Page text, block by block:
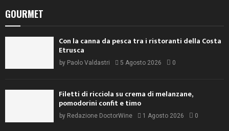
GOURMET
Con la canna da pesca tra i ristoranti della Costa
Etrusca
by Paolo Valdastri 5 Agosto 2026 0
Filetti di ricciola su crema di melanzane,
pomodorini confit e timo
by Redazione DoctorWine 1 Agosto 2026 0